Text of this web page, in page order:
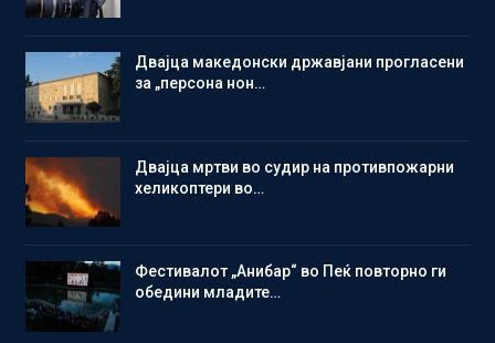
Двајца македонски државјани прогласени
за „персона нон…
Двајца мртви во судир на противпожарни
хеликоптери во…
Фестивалот „Анибар“ во Пеќ повторно ги
обедини младите…